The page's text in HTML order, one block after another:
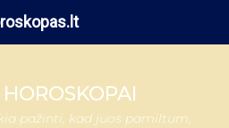
pažinti, kad juos pamiltum,